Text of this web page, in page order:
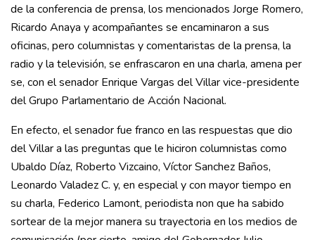
de la conferencia de prensa, los mencionados Jorge Romero,
Ricardo Anaya y acompañantes se encaminaron a sus
oficinas, pero columnistas y comentaristas de la prensa, la
radio y la televisión, se enfrascaron en una charla, amena per
se, con el senador Enrique Vargas del Villar vice-presidente
del Grupo Parlamentario de Acción Nacional.
En efecto, el senador fue franco en las respuestas que dio
del Villar a las preguntas que le hiciron columnistas como
Ubaldo Díaz, Roberto Vizcaino, Víctor Sanchez Baños,
Leonardo Valadez C. y, en especial y con mayor tiempo en
su charla, Federico Lamont, periodista non que ha sabido
sortear de la mejor manera su trayectoria en los medios de